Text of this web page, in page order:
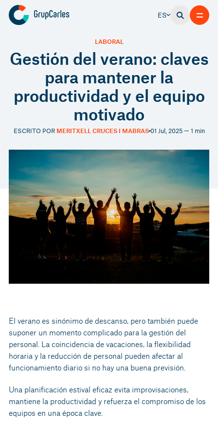
ES
Gestión del verano: claves
para mantener la
productividad y el equipo
motivado
LABORAL
ESCRITO POR MERITXELL CRUCES I MABRAS01 Jul, 2025 — 1 min
El verano es sinónimo de descanso, pero también puede
suponer un momento complicado para la gestión del
personal. La coincidencia de vacaciones, la flexibilidad
horaria y la reducción de personal pueden afectar al
funcionamiento diario si no hay una buena previsión.
Una planificación estival eficaz evita improvisaciones,
mantiene la productividad y refuerza el compromiso de los
equipos en una época clave.